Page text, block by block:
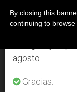
ÚLTIMAS
Holanda destruirá
agosto.
Gracias.
By closing this
continuing to